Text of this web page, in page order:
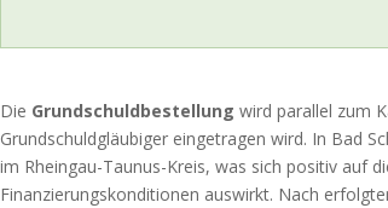
Die Grundschuldbestellung wird parallel zum
Grundschuldgläubiger eingetragen wird. In Bad
im Rheingau-Taunus-Kreis, was sich positiv auf
Finanzierungskonditionen auswirkt. Nach